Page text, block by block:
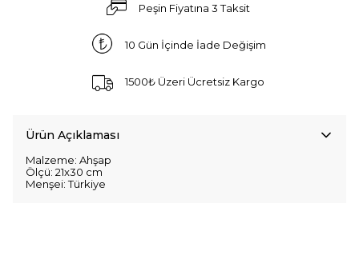
Peşin Fiyatına 3 Taksit
10 Gün İçinde İade Değişim
1500₺ Üzeri Ücretsiz Kargo
Ürün Açıklaması
Malzeme: Ahşap
Ölçü: 21x30 cm
Menşei: Türkiye